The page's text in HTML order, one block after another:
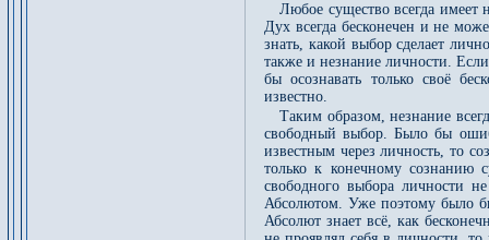
Любое существо всегда имеет
Дух всегда бесконечен и не
знать, какой выбор сделает
также и незнание личности.
бы осознавать только своё
известно.
Таким образом, незнание
свободный выбор. Было бы
известным через личность, то
только к конечному сознанию
свободного выбора личности
Абсолютом. Уже поэтому было
Абсолют знает всё, как